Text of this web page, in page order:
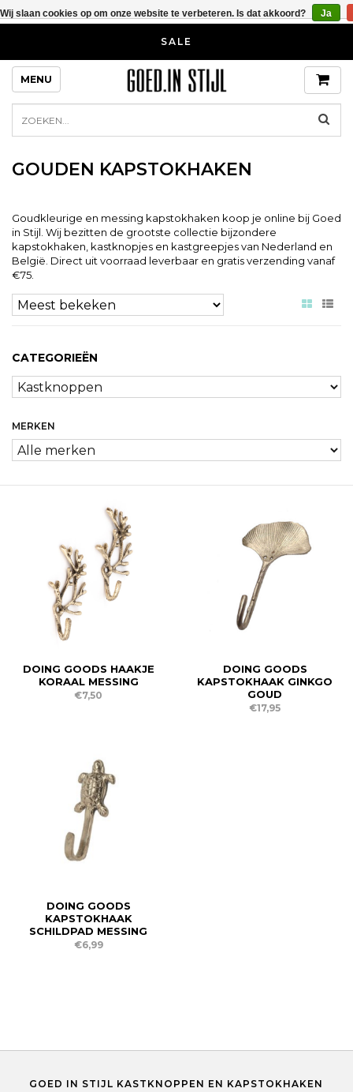
SALE
MENU
GOUDEN KAPSTOKHAKEN
Goudkleurige en messing kapstokhaken koop je online bij Goed
in Stijl. Wij bezitten de grootste collectie bijzondere
kapstokhaken, kastknopjes en kastgreepjes van Nederland en
België. Direct uit voorraad leverbaar en gratis verzending vanaf
€75.
CATEGORIEËN
MERKEN
DOING GOODS HAAKJE
KORAAL MESSING
€7,50
DOING GOODS
KAPSTOKHAAK GINKGO
GOUD
€17,95
DOING GOODS
KAPSTOKHAAK
SCHILDPAD MESSING
€6,99
GOED IN STIJL KASTKNOPPEN EN KAPSTOKHAKEN
Wij slaan cookies op om onze website te verbeteren. Is dat akkoord? Ja